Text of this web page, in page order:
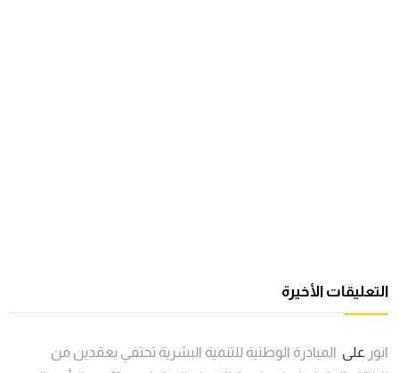
التعليقات الأخيرة
انور على المبادرة الوطنية للتنمية البشرية تحتفي بعقدين من